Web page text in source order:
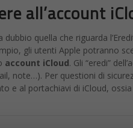
all’account
dubbio quella che riguarda
gli utenti Apple potranno
account iCloud. Gli “eredi”
note…). Per questioni di
e al portachiavi di iCloud,